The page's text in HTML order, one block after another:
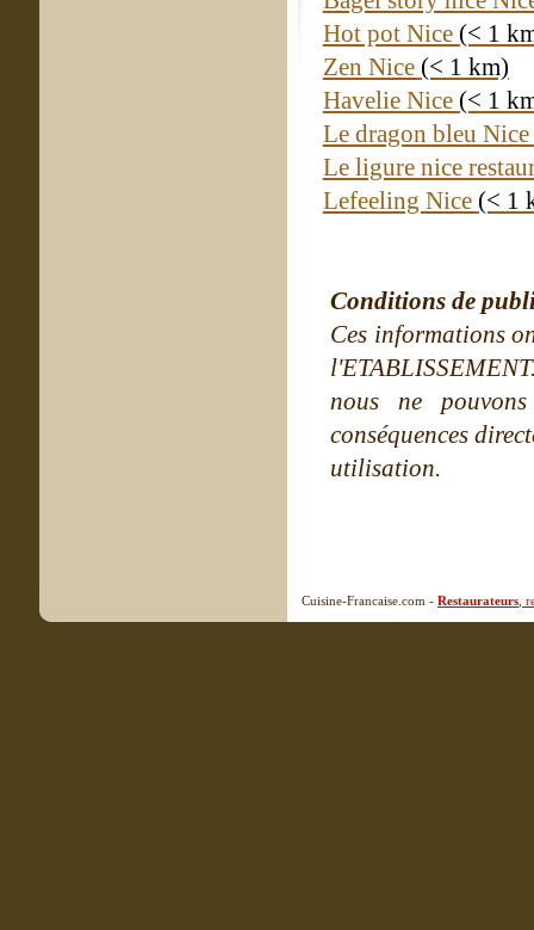
Hot pot Nice (< 1
Zen Nice (< 1 km)
Havelie Nice (< 1
Le dragon bleu Nice
Le ligure nice
Lefeeling Nice (< 1
Conditions de
Ces informations
nous ne
conséquences
utilisation.
Cuisine-Francaise.com - Restaurateurs ,